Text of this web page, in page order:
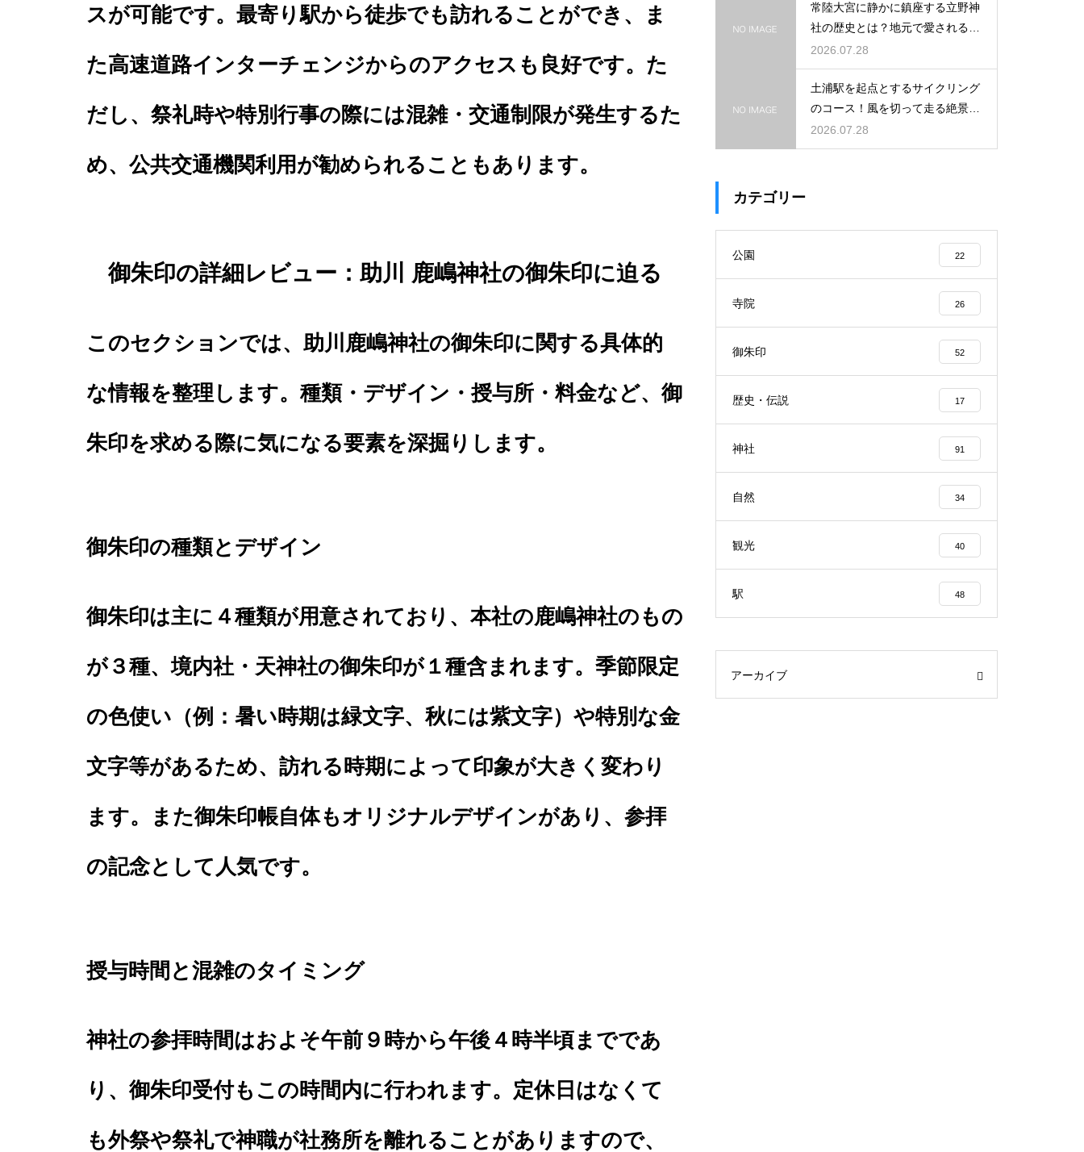
スが可能です。最寄り駅から徒歩でも訪れることができ、ま
た高速道路インターチェンジからのアクセスも良好です。た
だし、祭礼時や特別行事の際には混雑・交通制限が発生するた
め、公共交通機関利用が勧められることもあります。
御朱印の詳細レビュー：助川 鹿嶋神社の御朱印に迫る
このセクションでは、助川鹿嶋神社の御朱印に関する具体的
な情報を整理します。種類・デザイン・授与所・料金など、御
朱印を求める際に気になる要素を深掘りします。
御朱印の種類とデザイン
御朱印は主に４種類が用意されており、本社の鹿嶋神社のもの
が３種、境内社・天神社の御朱印が１種含まれます。季節限定
の色使い（例：暑い時期は緑文字、秋には紫文字）や特別な金
文字等があるため、訪れる時期によって印象が大きく変わり
ます。また御朱印帳自体もオリジナルデザインがあり、参拝
の記念として人気です。
授与時間と混雑のタイミング
神社の参拝時間はおよそ午前９時から午後４時半頃までであ
り、御朱印受付もこの時間内に行われます。定休日はなくて
も外祭や祭礼で神職が社務所を離れることがありますので、
常陸大宮に静かに鎮座する立野神
社の歴史とは？地元で愛される信
仰の拠点
2026.07.28
土浦駅を起点とするサイクリング
のコース！風を切って走る絶景ル
ート
2026.07.28
カテゴリー
公園 22
寺院 26
御朱印 52
歴史・伝説 17
神社 91
自然 34
観光 40
駅 48
アーカイブ